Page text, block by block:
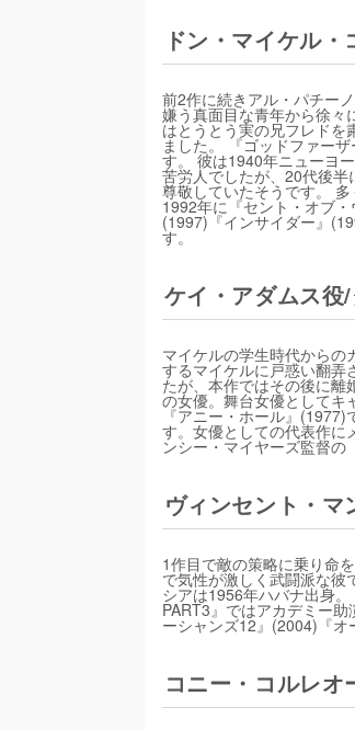
ドン・マイケル
前2作に続きアル・パチー
嫌う真面目な青年から徐々
はとうとう実の兄フレドを
ました。 『ゴッドファー
す。 彼は1940年ニューヨ
苦労人でしたが、20代後
尊敬していたそうです。
1992年に『セント・オブ
(1997)『インサイダー』
す。
ケイ・アダムス役
マイケルの学生時代からの
するマイケルに戸惑い翻弄
たが、本作ではその後に
の女優。舞台女優としてキ
『アニー・ホール』
す。女優としての代表作に
ンシー・マイヤーズ監督の
ヴィンセント・
1作目で敵の策略に乗り命
で気性が激しく武闘派な彼
シアは1956年ハバナ出身
PART3』ではアカデミー
ーシャンズ12』(2004)『
コニー・コルレ